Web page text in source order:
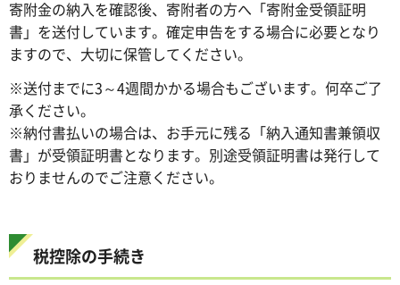
寄附金の納入を確認後、寄附者の方へ「寄附金受領証明
書」を送付しています。確定申告をする場合に必要となり
ますので、大切に保管してください。
※送付までに3～4週間かかる場合もございます。何卒ご了
承ください。
※納付書払いの場合は、お手元に残る「納入通知書兼領収
書」が受領証明書となります。別途受領証明書は発行して
おりませんのでご注意ください。
税控除の手続き